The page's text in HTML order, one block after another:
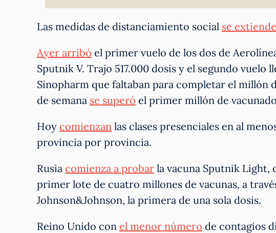
Las medidas de distanciamiento social se
Ayer arribó el primer vuelo de los dos de
Sputnik V. Trajo 517.000 dosis y el segundo vuelo
Sinopharm que faltaban para completar el millón
de semana se superó el primer millón de
Hoy comienzan las clases presenciales en al
provincia por provincia.
Rusia comienza a probar la vacuna Sputnik Light,
primer lote de cuatro millones de vacunas, a
Johnson&Johnson, la primera de una sola dosis.
Reino Unido con el menor número de contagios